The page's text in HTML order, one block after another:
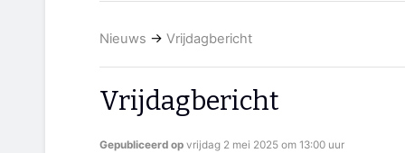
Nieuws → Vrijdagbericht
Vrijdagbericht
Gepubliceerd op vrijdag 2 mei 2025 om 13:00 uur